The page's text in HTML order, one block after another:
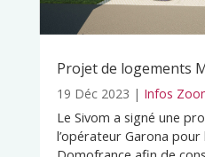
Projet de logements
19 Déc 2023 | Infos
Le Sivom a signé une
l’opérateur Garona